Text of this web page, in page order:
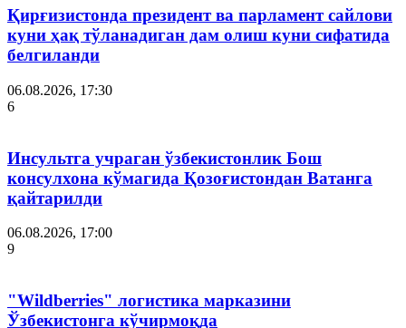
Қирғизистонда президент ва парламент сайлови
куни ҳақ тўланадиган дам олиш куни сифатида
белгиланди
06.08.2026, 17:30
6
Инсультга учраган ўзбекистонлик Бош
консулхона кўмагида Қозоғистондан Ватанга
қайтарилди
06.08.2026, 17:00
9
"Wildberries" логистика марказини
Ўзбекистонга кўчирмоқда